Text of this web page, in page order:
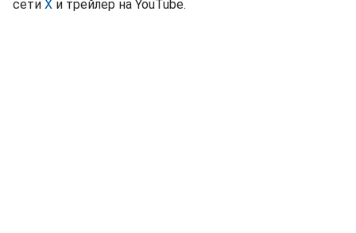
сети X и трейлер на YouTube.